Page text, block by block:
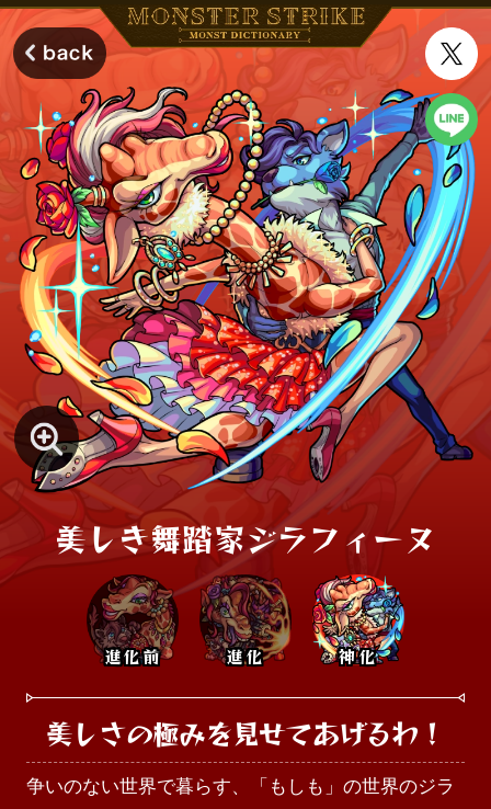
美しき舞踏家ジラフィーヌ
進化前 進化 神化
美しさの極みを見せてあげるわ！
争いのない世界で暮らす、「もしも」の世界のジラ